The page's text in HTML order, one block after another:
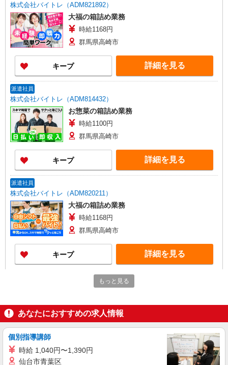
株式会社バイトレ（ADM821892）
大福の箱詰め業務
時給1168円
群馬県高崎市
キープ 詳細を見る
派遣社員
株式会社バイトレ（ADM814432）
お惣菜の箱詰め業務
時給1100円
群馬県高崎市
キープ 詳細を見る
派遣社員
株式会社バイトレ（ADM820211）
大福の箱詰め業務
時給1168円
群馬県高崎市
キープ 詳細を見る
株式会社バイトレ（ADM814629）
作業
時給1170円（就業先により異なる）
キープ 詳細を見る
もっと見る
あなたにおすすめの求人情報
個別指導講師
時給 1,040円〜1,390円
仙台市青葉区